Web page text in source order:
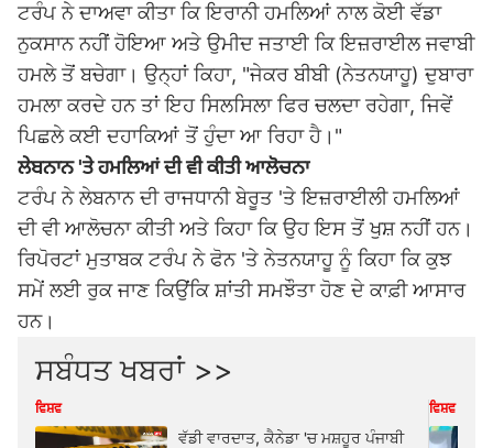
ਟਰੰਪ ਨੇ ਦਾਅਵਾ ਕੀਤਾ ਕਿ ਇਰਾਨੀ ਹਮਲਿਆਂ ਨਾਲ ਕੋਈ ਵੱਡਾ
ਨੁਕਸਾਨ ਨਹੀਂ ਹੋਇਆ ਅਤੇ ਉਮੀਦ ਜਤਾਈ ਕਿ ਇਜ਼ਰਾਈਲ ਜਵਾਬੀ
ਹਮਲੇ ਤੋਂ ਬਚੇਗਾ। ਉਨ੍ਹਾਂ ਕਿਹਾ, "ਜੇਕਰ ਬੀਬੀ (ਨੇਤਨਯਾਹੂ) ਦੁਬਾਰਾ
ਹਮਲਾ ਕਰਦੇ ਹਨ ਤਾਂ ਇਹ ਸਿਲਸਿਲਾ ਫਿਰ ਚਲਦਾ ਰਹੇਗਾ, ਜਿਵੇਂ
ਪਿਛਲੇ ਕਈ ਦਹਾਕਿਆਂ ਤੋਂ ਹੁੰਦਾ ਆ ਰਿਹਾ ਹੈ।"
ਲੇਬਨਾਨ 'ਤੇ ਹਮਲਿਆਂ ਦੀ ਵੀ ਕੀਤੀ ਆਲੋਚਨਾ
ਟਰੰਪ ਨੇ ਲੇਬਨਾਨ ਦੀ ਰਾਜਧਾਨੀ ਬੇਰੂਤ 'ਤੇ ਇਜ਼ਰਾਈਲੀ ਹਮਲਿਆਂ
ਦੀ ਵੀ ਆਲੋਚਨਾ ਕੀਤੀ ਅਤੇ ਕਿਹਾ ਕਿ ਉਹ ਇਸ ਤੋਂ ਖੁਸ਼ ਨਹੀਂ ਹਨ।
ਰਿਪੋਰਟਾਂ ਮੁਤਾਬਕ ਟਰੰਪ ਨੇ ਫੋਨ 'ਤੇ ਨੇਤਨਯਾਹੂ ਨੂੰ ਕਿਹਾ ਕਿ ਕੁਝ
ਸਮੇਂ ਲਈ ਰੁਕ ਜਾਣ ਕਿਉਂਕਿ ਸ਼ਾਂਤੀ ਸਮਝੌਤਾ ਹੋਣ ਦੇ ਕਾਫ਼ੀ ਆਸਾਰ
ਹਨ।
ਸਬੰਧਤ ਖਬਰਾਂ >>
ਵਿਸ਼ਵ
ਵੱਡੀ ਵਾਰਦਾਤ, ਕੈਨੇਡਾ 'ਚ ਮਸ਼ਹੂਰ ਪੰਜਾਬੀ
ਵਿਸ਼ਵ